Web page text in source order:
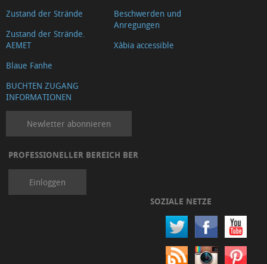
Zustand der Strände
Zustand der Strände.
AEMET
Blaue Fanhe
BUCHTEN ZUGANG
INFORMATIONEN
Beschwerden und
Anregungen
Xàbia accessible
Newletter abonnieren
PROFESSIONELLER BEREICH BER
Einloggen
SOZIALE NETZE